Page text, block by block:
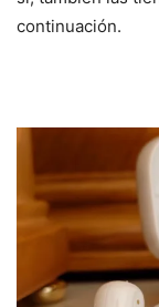
continuación.